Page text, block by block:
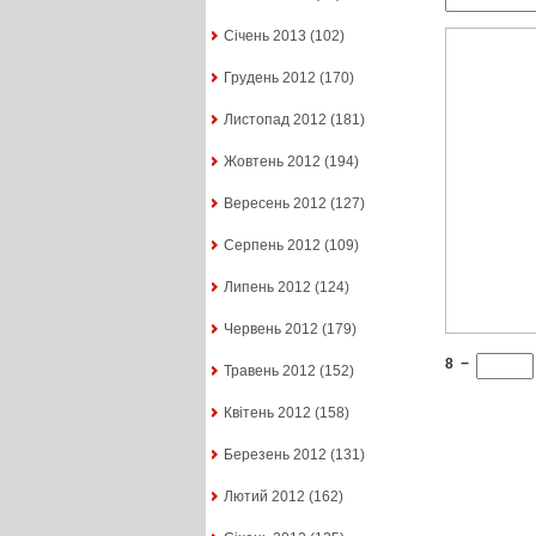
Січень 2013 (102)
Грудень 2012 (170)
Листопад 2012 (181)
Жовтень 2012 (194)
Вересень 2012 (127)
Серпень 2012 (109)
Липень 2012 (124)
Червень 2012 (179)
Травень 2012 (152)
Квітень 2012 (158)
Березень 2012 (131)
Лютий 2012 (162)
8 −